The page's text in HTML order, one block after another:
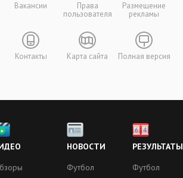
Вакансии
Права
пользователя
Размещение
рекламы
Контакты Карта сайта Полная версия
НОВОСТИ
Футбол
РЕЗУЛЬТАТЫ
Футбол